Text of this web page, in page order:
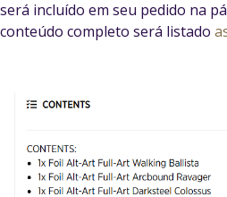
será incluído em seu pedido na
conteúdo completo será listado